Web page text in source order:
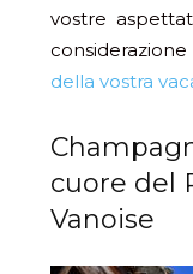
vostre
della vostra
cuore del
Vanoise